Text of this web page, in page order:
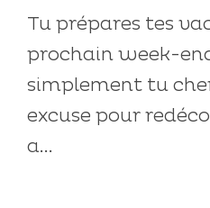
Tu prépares tes
prochain week-
simplement tu
excuse pour
a...